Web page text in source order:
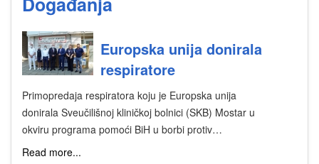
Europska unija donirala
respiratore
Primopredaja respiratora koju je Europska unija
donirala Sveučilišnoj kliničkoj bolnici (SKB) Mostar u
okviru programa pomoći BiH u borbi protiv…
Read more...